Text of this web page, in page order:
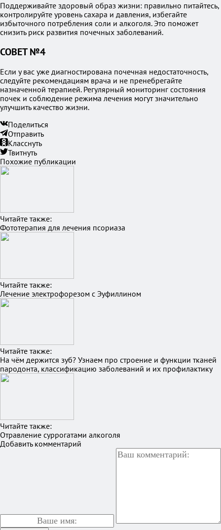
Поддерживайте здоровый образ жизни: правильно питайтесь,
контролируйте уровень сахара и давления, избегайте
избыточного потребления соли и алкоголя. Это поможет
снизить риск развития почечных заболеваний.
СОВЕТ №4
Если у вас уже диагностирована почечная недостаточность,
следуйте рекомендациям врача и не пренебрегайте
назначенной терапией. Регулярный мониторинг состояния
почек и соблюдение режима лечения могут значительно
улучшить качество жизни.
Поделиться
Отправить
Класснуть
Твитнуть
Похожие публикации
Читайте также:
Фототерапия для лечения псориаза
Читайте также:
Лечение электрофорезом с Эуфиллином
Читайте также:
На чём держится зуб? Узнаем про строение и функции тканей
пародонта, классификацию заболеваний и их профилактику
Читайте также:
Отравление суррогатами алкоголя
Добавить комментарий